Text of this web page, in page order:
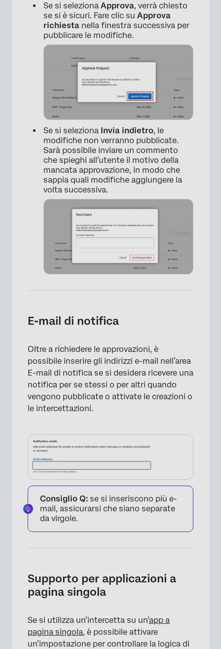
×
×
Se si seleziona Approva, verrà chiesto
se si è sicuri. Fare clic su Approva
richiesta nella finestra successiva per
pubblicare le modifiche.
Se si seleziona Invia indietro, le
modifiche non verranno pubblicate.
Sarà possibile inviare un commento
che spieghi all’utente il motivo della
mancata approvazione, in modo che
sappia quali modifiche aggiungere la
volta successiva.
E-mail di notifica
Oltre a richiedere le approvazioni, è
possibile inserire gli indirizzi e-mail nell’area
E-mail di notifica se si desidera ricevere una
notifica per se stessi o per altri quando
vengono pubblicate o attivate le creazioni o
le intercettazioni.
Consiglio Q: se si inseriscono più e-
mail, assicurarsi che siano separate
da virgole.
Supporto per applicazioni a
pagina singola
Se si utilizza un’intercetta su un’app a
pagina singola, è possibile attivare
un’impostazione per controllare la logica di